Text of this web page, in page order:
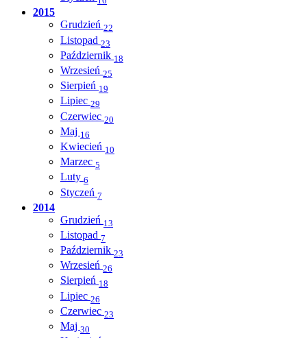
2015
Grudzień 22
Listopad 23
Październik 18
Wrzesień 25
Sierpień 19
Lipiec 29
Czerwiec 20
Maj 16
Kwiecień 10
Marzec 5
Luty 6
Styczeń 7
2014
Grudzień 13
Listopad 7
Październik 23
Wrzesień 26
Sierpień 18
Lipiec 26
Czerwiec 23
Maj 30